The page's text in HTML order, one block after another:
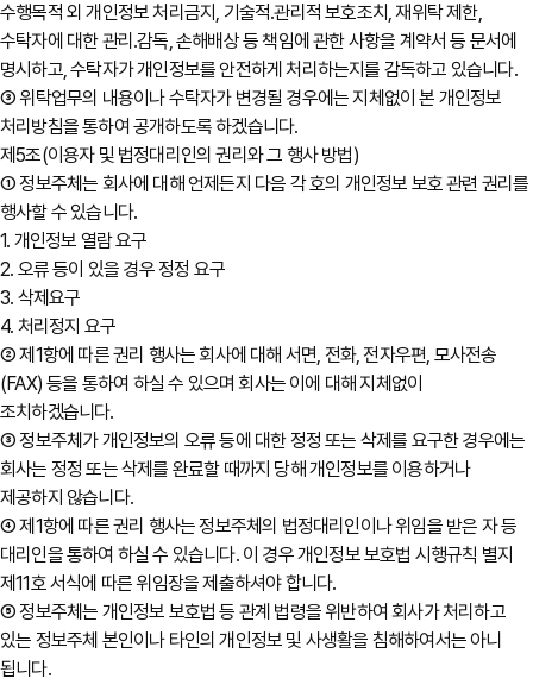
수행목적 외 개인정보 처리금지, 기술적․관리적 보호조치, 재위탁 제한,
수탁자에 대한 관리․감독, 손해배상 등 책임에 관한 사항을 계약서 등 문서에
명시하고, 수탁자가 개인정보를 안전하게 처리하는지를 감독하고 있습니다.
③ 위탁업무의 내용이나 수탁자가 변경될 경우에는 지체없이 본 개인정보
처리방침을 통하여 공개하도록 하겠습니다.
제5조(이용자 및 법정대리인의 권리와 그 행사 방법)
① 정보주체는 회사에 대해 언제든지 다음 각 호의 개인정보 보호 관련 권리를
행사할 수 있습니다.
1. 개인정보 열람 요구
2. 오류 등이 있을 경우 정정 요구
3. 삭제요구
4. 처리정지 요구
② 제1항에 따른 권리 행사는 회사에 대해 서면, 전화, 전자우편, 모사전송
(FAX) 등을 통하여 하실 수 있으며 회사는 이에 대해 지체없이
조치하겠습니다.
③ 정보주체가 개인정보의 오류 등에 대한 정정 또는 삭제를 요구한 경우에는
회사는 정정 또는 삭제를 완료할 때까지 당해 개인정보를 이용하거나
제공하지 않습니다.
④ 제1항에 따른 권리 행사는 정보주체의 법정대리인이나 위임을 받은 자 등
대리인을 통하여 하실 수 있습니다. 이 경우 개인정보 보호법 시행규칙 별지
제11호 서식에 따른 위임장을 제출하셔야 합니다.
⑤ 정보주체는 개인정보 보호법 등 관계 법령을 위반하여 회사가 처리하고
있는 정보주체 본인이나 타인의 개인정보 및 사생활을 침해하여서는 아니
됩니다.